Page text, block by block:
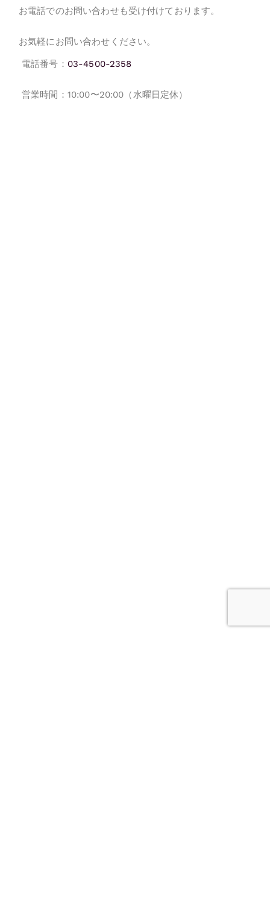
お電話でのお問い合わせも受け付けております。
お気軽にお問い合わせください。
電話番号： 03-4500-2358
営業時間：10:00〜20:00（水曜日定休）